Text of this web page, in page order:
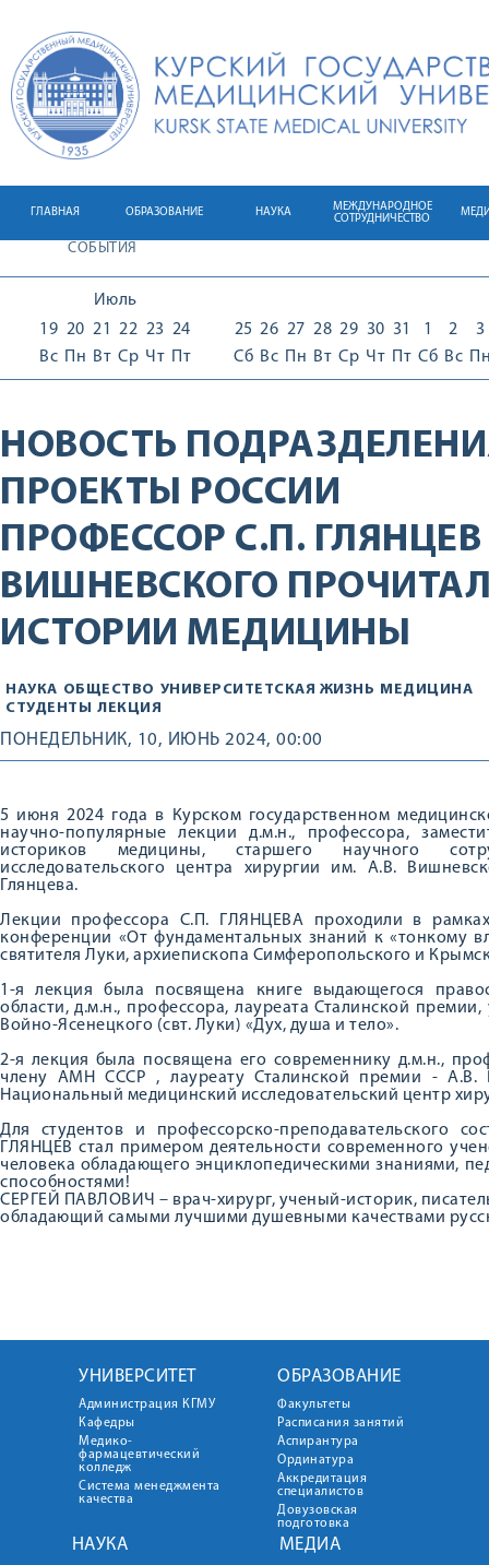
ГЛАВНАЯ ОБРАЗОВАНИЕ НАУКА
МЕЖДУНАРОДНОЕ
СОТРУДНИЧЕСТВО
СОБЫТИЯ
Июль
19
Вс
20
Пн
21
Вт
22
Ср
23
Чт
24
Пт
25
Сб
26
Вс
27
Пн
28
Вт
29
Ср
30
Чт
31
Пт
1
Сб
2
Вс
3
НОВОСТЬ
ПРОЕКТЫ РОССИИ
ПРОФЕССОР С.П.
ВИШНЕВСКОГО
ИСТОРИИ МЕДИЦИНЫ
НАУКА ОБЩЕСТВО УНИВЕРСИТЕТСКАЯ ЖИЗНЬ МЕДИЦИНА
СТУДЕНТЫ ЛЕКЦИЯ
ПОНЕДЕЛЬНИК, 10, ИЮНЬ 2024, 00:00
5 июня 2024 года в Курском государственном
научно-популярные лекции д.м.н., профессора,
историков медицины, старшего научного
исследовательского центра хирургии им. А.В.
Глянцева.
Лекции профессора С.П. ГЛЯНЦЕВА проходили в
конференции «От фундаментальных знаний к «тонкому
святителя Луки, архиепископа Симферопольского и
1-я лекция была посвящена книге выдающегося
области, д.м.н., профессора, лауреата Сталинской
Войно-Ясенецкого (свт. Луки) «Дух, душа и тело».
2-я лекция была посвящена его современнику д.м.н.,
члену АМН СССР , лауреату Сталинской премии - А.В.
Национальный медицинский исследовательский центр
Для студентов и профессорско-преподавательского
ГЛЯНЦЕВ стал примером деятельности современного
человека обладающего энциклопедическими знаниями,
способностями!
СЕРГЕЙ ПАВЛОВИЧ – врач-хирург, ученый-историк,
обладающий самыми лучшими душевными качествами
УНИВЕРСИТЕТ
Администрация КГМУ
Кафедры
Медико-
фармацевтический
колледж
Система менеджмента
качества
ОБРАЗОВАНИЕ
Факультеты
Расписания занятий
Аспирантура
Ординатура
Аккредитация
специалистов
Довузовская
подготовка
НАУКА МЕДИА